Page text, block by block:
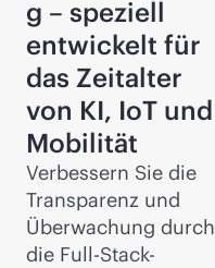
g – speziell
entwickelt für
das Zeitalter
von KI, IoT und
Mobilität
Verbessern Sie die
Transparenz und
Überwachung durch
die Full-Stack-